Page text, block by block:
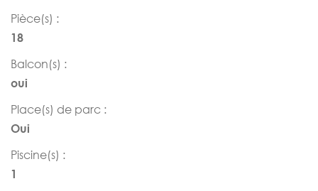
Pièce(s) :
18
Balcon(s) :
oui
Place(s) de parc :
Oui
Piscine(s) :
1